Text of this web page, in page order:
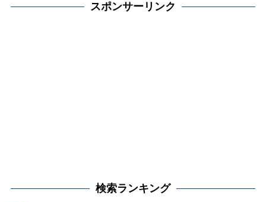
スポンサーリンク
検索ランキング